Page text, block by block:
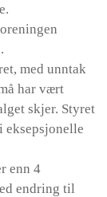
med unntak
har vært
skjer. Styret
eksepsjonelle
enn 4
endring til